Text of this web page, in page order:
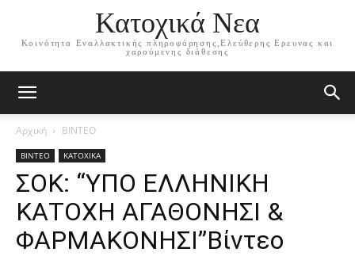
Κατοχικά Νεα
Κοινότητα Εναλλακτικής πληροφόρησης,Ελεύθερης Ερευνας και
χαρούμενης διάθεσης
Αρχική ΒΙΝΤΕΟ
ΒΙΝΤΕΟ ΚΑΤΟΧΙΚΑ
ΣΟΚ: “ΥΠΟ ΕΛΛΗΝΙΚΗ
ΚΑΤΟΧΗ ΑΓΑΘΟΝΗΣΙ &
ΦΑΡΜΑΚΟΝΗΣΙ”Βίντεο